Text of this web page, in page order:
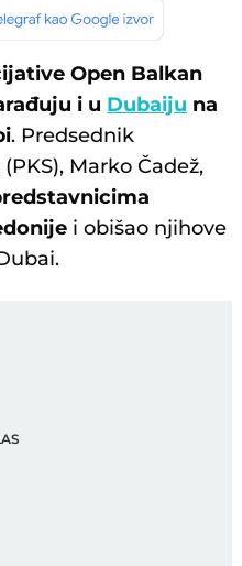
Open Balkan
i u Dubaiju na
. Predsednik
Marko Čadež,
i obišao njihove